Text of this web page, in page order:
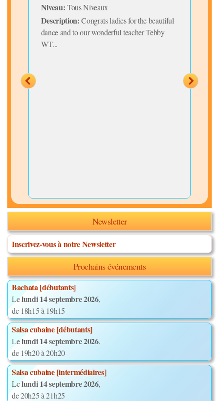
Niveau:Tous Niveaux
Description:Congrats ladies for the beautiful
dance and to our wonderful teacher Tebby
WT...
Newsletter
Inscrivez-vous à notre Newsletter
Prochains événements
Bachata [débutants]
Lelundi 14 septembre 2026,
de 18h15 à 19h15
Salsa cubaine [débutants]
Lelundi 14 septembre 2026,
de 19h20 à 20h20
Salsa cubaine [intermédiaires]
Lelundi 14 septembre 2026,
de 20h25 à 21h25